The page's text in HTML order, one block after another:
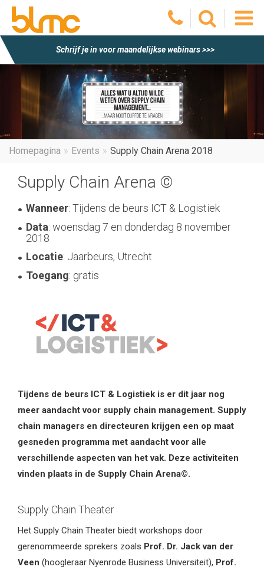
Schrijf je in voor maandelijkse webinars >>>
Homepagina Events Supply Chain Arena 2018
Supply Chain Arena ©
Wanneer: Tijdens de beurs ICT & Logistiek
Data: woensdag 7 en donderdag 8 november
2018
Locatie: Jaarbeurs, Utrecht
Toegang: gratis
Tijdens de beurs ICT & Logistiek is er dit jaar nog
meer aandacht voor supply chain management. Supply
chain managers en directeuren krijgen een op maat
gesneden programma met aandacht voor alle
verschillende aspecten van het vak. Deze activiteiten
vinden plaats in de Supply Chain Arena©.
Supply Chain Theater
Het Supply Chain Theater biedt workshops door
gerenommeerde sprekers zoals Prof. Dr. Jack van der
Veen (hoogleraar Nyenrode Business Universiteit), Prof.